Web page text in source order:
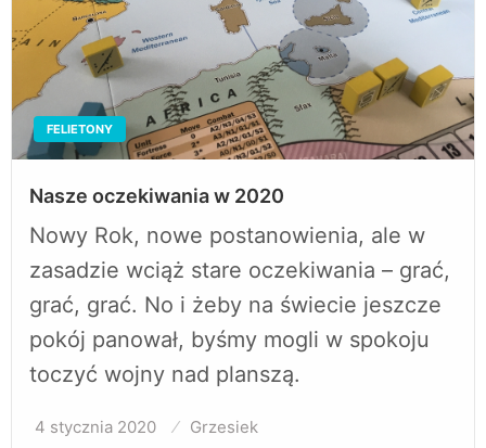
FELIETONY
Nasze oczekiwania w 2020
Nowy Rok, nowe postanowienia, ale w
zasadzie wciąż stare oczekiwania – grać,
grać, grać. No i żeby na świecie jeszcze
pokój panował, byśmy mogli w spokoju
toczyć wojny nad planszą.
Opublikowane
4 stycznia 2020 Grzesiek